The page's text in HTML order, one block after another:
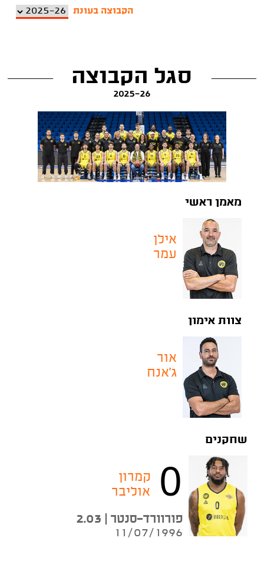
הקבוצה בעונת
סגל הקבוצה
2025-26
מאמן ראשי
אילן
עמר
צוות אימון
אור
ג'אנח
שחקנים
0
קמרון
אוליבר
פורוורד-סנטר | 2.03
11/07/1996